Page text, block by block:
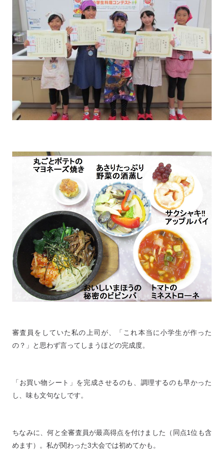
審査員をしていた私の上司が、「これ本当に小学生が作った
の？」と思わず言ってしまうほどの完成度。
「お買い物シート」を完成させるのも、調理するのも早かった
し、味も文句なしです。
ちなみに、何と全審査員が最高得点を付けました（同点1位も含
めます）。私が関わった3大会では初めてかも。